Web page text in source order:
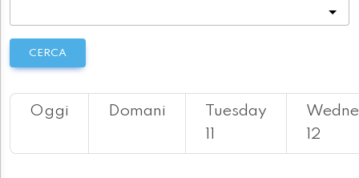
CERCA
Oggi Domani
Tuesday
11
12